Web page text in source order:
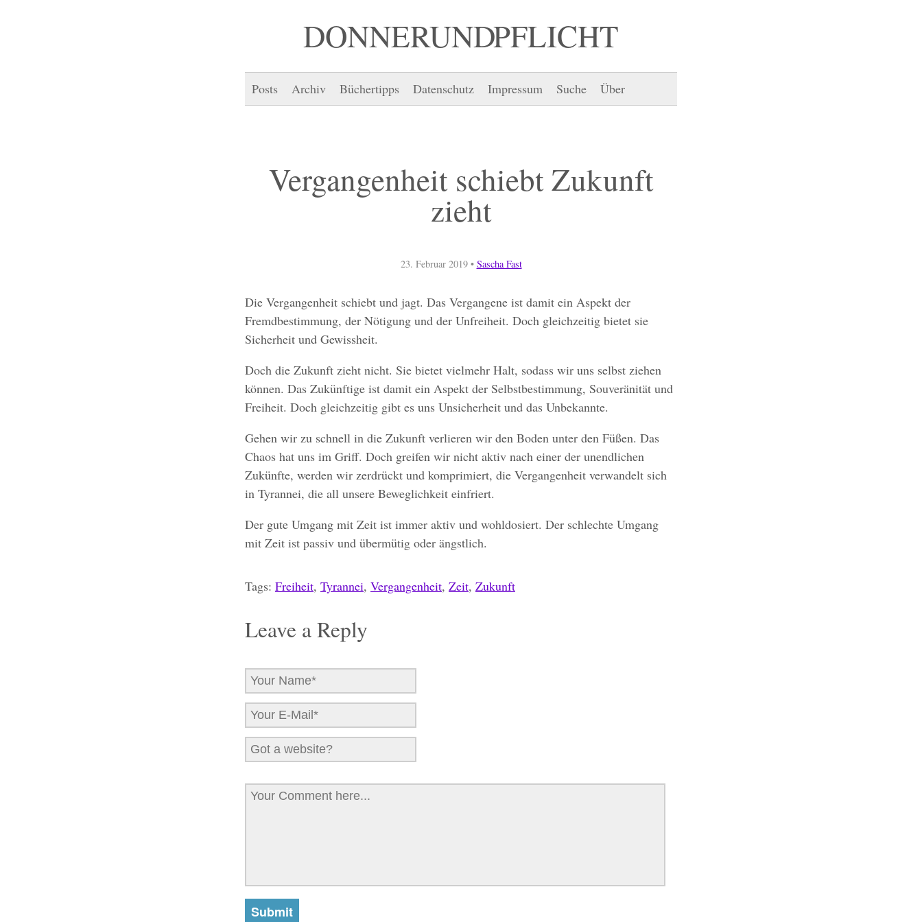
DONNER UND PFLICHT
Posts Archiv Büchertipps Datenschutz Impressum Suche Über
Vergangenheit schiebt Zukunft
zieht
23. Februar 2019• Sascha Fast
Die Vergangenheit schiebt und jagt. Das Vergangene ist damit ein Aspekt der
Fremdbestimmung, der Nötigung und der Unfreiheit. Doch gleichzeitig bietet sie
Sicherheit und Gewissheit.
Doch die Zukunft zieht nicht. Sie bietet vielmehr Halt, sodass wir uns selbst ziehen
können. Das Zukünftige ist damit ein Aspekt der Selbstbestimmung, Souveränität und
Freiheit. Doch gleichzeitig gibt es uns Unsicherheit und das Unbekannte.
Gehen wir zu schnell in die Zukunft verlieren wir den Boden unter den Füßen. Das
Chaos hat uns im Griff. Doch greifen wir nicht aktiv nach einer der unendlichen
Zukünfte, werden wir zerdrückt und komprimiert, die Vergangenheit verwandelt sich
in Tyrannei, die all unsere Beweglichkeit einfriert.
Der gute Umgang mit Zeit ist immer aktiv und wohldosiert. Der schlechte Umgang
mit Zeit ist passiv und übermütig oder ängstlich.
Tags: Freiheit, Tyrannei, Vergangenheit, Zeit, Zukunft
Leave a Reply